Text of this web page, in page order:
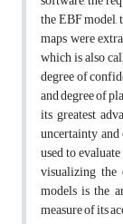
the EBF
maps were
which is also
degree of
and degree of
its greatest
uncertainty
used to
visualizing
models is the
measure of its